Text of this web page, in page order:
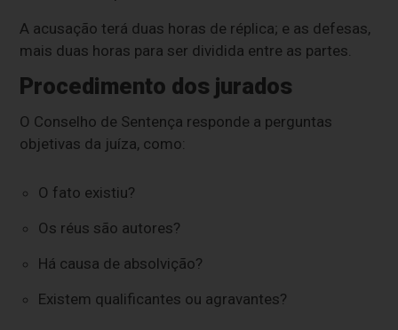
A acusação terá duas horas de réplica; e as defesas,
mais duas horas para ser dividida entre as partes.
Procedimento dos jurados
O Conselho de Sentença responde a perguntas
objetivas da juíza, como:
O fato existiu?
Os réus são autores?
Há causa de absolvição?
Existem qualificantes ou agravantes?